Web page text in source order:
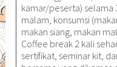
kamar/peserta) selama
malam, konsumsi
makan siang, makan
Coffee break 2 kali
sertifikat, seminar kit,